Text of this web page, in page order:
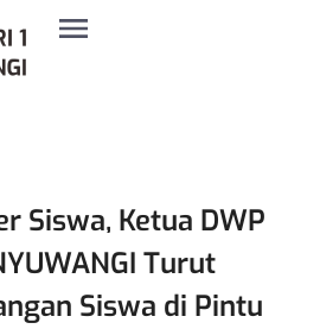
Siswa, Ketua DWP
Turut
Siswa di Pintu